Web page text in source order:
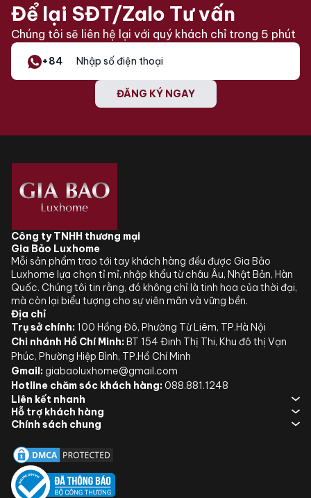
Để lại SĐT/Zalo Tư vấn
Chúng tôi sẽ liên hệ lại với quý khách chỉ trong 5 phút
+84
ĐĂNG KÝ NGAY
Công ty TNHH thương mại
Gia Bảo Luxhome
Mỗi sản phẩm trao tới tay khách hàng đều được Gia Bảo
Luxhome lựa chọn tỉ mỉ, nhập khẩu từ châu Âu, Nhật Bản, Hàn
Quốc. Chúng tôi tin rằng, đó không chỉ là tinh hoa của thời đại,
mà còn lại biểu tượng cho sự viên mãn và vững bền.
Địa chỉ
Trụ sở chính: 100 Hồng Đô, Phường Từ Liêm, TP.Hà Nội
Chi nhánh Hồ Chí Minh: BT 154 Đinh Thị Thi, Khu đô thị Vạn
Phúc, Phường Hiệp Bình, TP.Hồ Chí Minh
Gmail: giabaoluxhome@gmail.com
Hotline chăm sóc khách hàng: 088.881.1248
Liên kết nhanh
Hỗ trợ khách hàng
Chính sách chung